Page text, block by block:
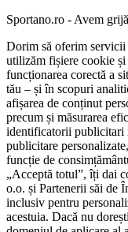
Sportano.ro - Avem
Dorim să oferim
utilizăm fișiere cookie
funcționarea corectă a
tău – și în scopuri
afișarea de conținut
precum și măsurarea
identificatorii publicitari
publicitare
funcție de
„Acceptă totul”, îți dai
o.o. și Partenerii săi de
inclusiv pentru
acestuia. Dacă nu